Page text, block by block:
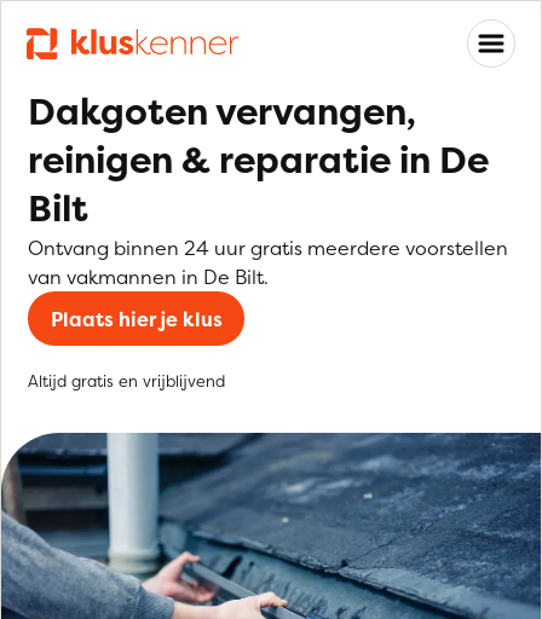
Dakgoten vervangen,
reinigen & reparatie in De
Bilt
Ontvang binnen 24 uur gratis meerdere voorstellen
van vakmannen in De Bilt.
Plaats hier je klus
Altijd gratis en vrijblijvend